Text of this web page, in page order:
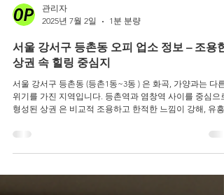
2025년 7월 2일
1분 분량
서울 강서구 등촌동 오피 업소 정보 – 조용한
상권 속 힐링 중심지
서울 강서구 등촌동 (등촌1동~3동 ) 은 화곡, 가양과는 다른 분
형성된 상권 은 비교적 조용하고 한적한 느낌이 강해, 유흥
다는 힐링과 휴식 중심의 업소 분포 가 특징입니다. 🔹...